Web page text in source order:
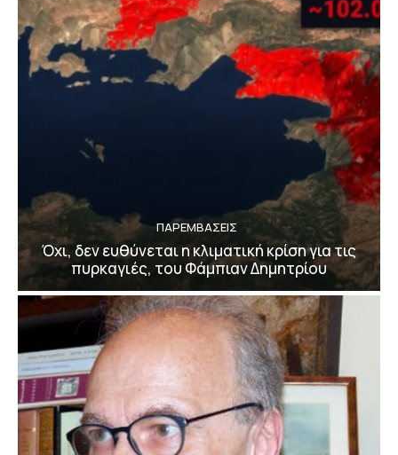
ΠΑΡΕΜΒΑΣΕΙΣ
Όχι, δεν ευθύνεται η κλιματική κρίση για τις
πυρκαγιές, του Φάμπιαν Δημητρίου